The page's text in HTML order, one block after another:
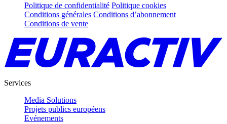
Politique de confidentialité Politique cookies
Conditions générales Conditions d’abonnement
Conditions de vente
Services
Media Solutions
Projets publics européens
Evénements